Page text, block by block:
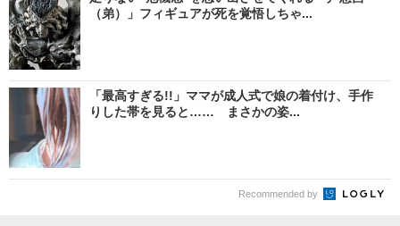
（弟）」フィギュアが死を覚悟しちゃ...
「最高すぎる!!」ママが成人式で娘の着付け、手作
りした帯を見ると…… まさかの姿...
Recommended by